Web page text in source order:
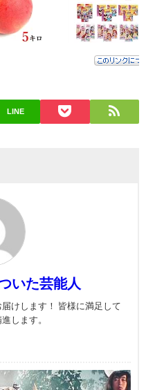
LINE
いた芸能人
けします！ 皆様に満足して
します。